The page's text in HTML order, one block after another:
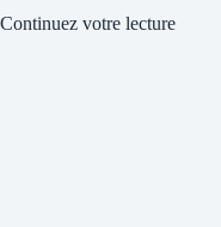
Continuez votre lecture